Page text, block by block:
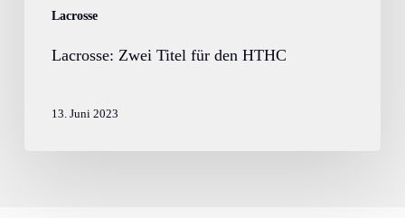
Lacrosse
Lacrosse: Zwei Titel für den HTHC
13. Juni 2023